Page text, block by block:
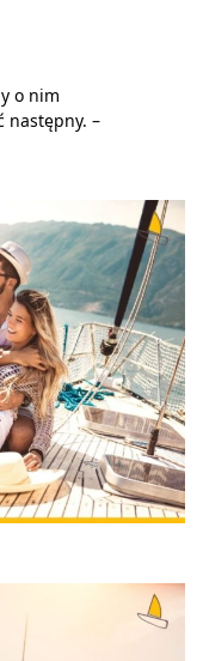
o nim
następny. –